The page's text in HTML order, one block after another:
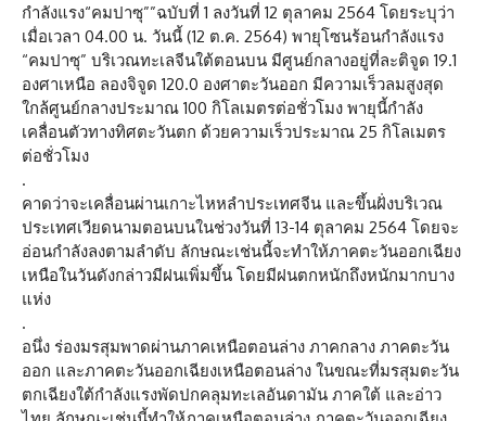
กำลังแรง“คมปาซุ””ฉบับที่ 1 ลงวันที่ 12 ตุลาคม 2564 โดยระบุว่า
เมื่อเวลา 04.00 น. วันนี้ (12 ต.ค. 2564) พายุโซนร้อนกำลังแรง
“คมปาซุ” บริเวณทะเลจีนใต้ตอนบน มีศูนย์กลางอยู่ที่ละติจูด 19.1
องศาเหนือ ลองจิจูด 120.0 องศาตะวันออก มีความเร็วลมสูงสุด
ใกล้ศูนย์กลางประมาณ 100 กิโลเมตรต่อชั่วโมง พายุนี้กำลัง
เคลื่อนตัวทางทิศตะวันตก ด้วยความเร็วประมาณ 25 กิโลเมตร
ต่อชั่วโมง
.
คาดว่าจะเคลื่อนผ่านเกาะไหหลำประเทศจีน และขึ้นฝั่งบริเวณ
ประเทศเวียดนามตอนบนในช่วงวันที่ 13-14 ตุลาคม 2564 โดยจะ
อ่อนกำลังลงตามลำดับ ลักษณะเช่นนี้จะทำให้ภาคตะวันออกเฉียง
เหนือในวันดังกล่าวมีฝนเพิ่มขึ้น โดยมีฝนตกหนักถึงหนักมากบาง
แห่ง
.
อนึ่ง ร่องมรสุมพาดผ่านภาคเหนือตอนล่าง ภาคกลาง ภาคตะวัน
ออก และภาคตะวันออกเฉียงเหนือตอนล่าง ในขณะที่มรสุมตะวัน
ตกเฉียงใต้กำลังแรงพัดปกคลุมทะเลอันดามัน ภาคใต้ และอ่าว